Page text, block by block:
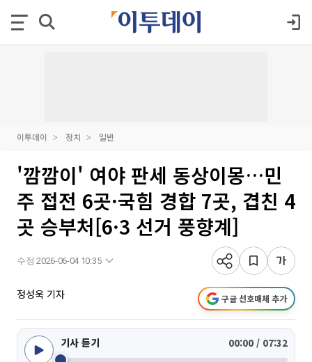
이투데이 정치 일반
'깜깜이' 여야 판세 동상이몽…민
주 접전 6곳·국힘 경합 7곳, 겹친 4
곳 승부처[6·3 선거 풍향계]
수정 2026-06-04 10:35
정성욱 기자 구글 선호매체 추가
기사 듣기 00:00 / 07:32